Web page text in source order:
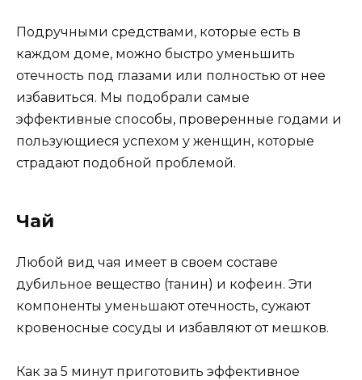
Подручными средствами, которые есть в
каждом доме, можно быстро уменьшить
отечность под глазами или полностью от нее
избавиться. Мы подобрали самые
эффективные способы, проверенные годами и
пользующиеся успехом у женщин, которые
страдают подобной проблемой.
Чай
Любой вид чая имеет в своем составе
дубильное вещество (танин) и кофеин. Эти
компоненты уменьшают отечность, сужают
кровеносные сосуды и избавляют от мешков.
Как за 5 минут приготовить эффективное